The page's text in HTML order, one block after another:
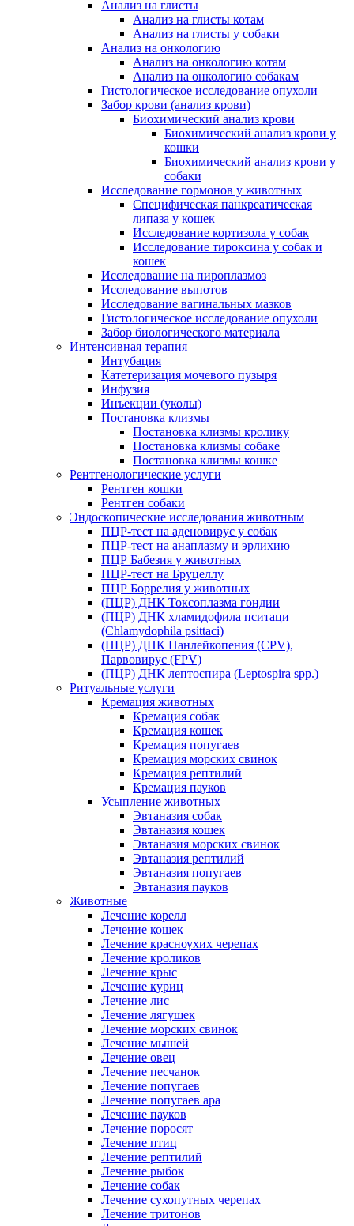
Анализ на глисты
Анализ на глисты котам
Анализ на глисты у собаки
Анализ на онкологию
Анализ на онкологию котам
Анализ на онкологию собакам
Гистологическое исследование опухоли
Забор крови (анализ крови)
Биохимический анализ крови
Биохимический анализ крови у
кошки
Биохимический анализ крови у
собаки
Исследование гормонов у животных
Специфическая панкреатическая
липаза у кошек
Исследование кортизола у собак
Исследование тироксина у собак и
кошек
Исследование на пироплазмоз
Исследование выпотов
Исследование вагинальных мазков
Гистологическое исследование опухоли
Забор биологического материала
Интенсивная терапия
Интубация
Катетеризация мочевого пузыря
Инфузия
Инъекции (уколы)
Постановка клизмы
Постановка клизмы кролику
Постановка клизмы собаке
Постановка клизмы кошке
Рентгенологические услуги
Рентген кошки
Рентген собаки
Эндоскопические исследования животным
ПЦР-тест на аденовирус у собак
ПЦР-тест на анаплазму и эрлихию
ПЦР Бабезия у животных
ПЦР-тест на Бруцеллу
ПЦР Боррелия у животных
(ПЦР) ДНК Токсоплазма гондии
(ПЦР) ДНК хламидофила пситаци
(Chlamydophila psittaci)
(ПЦР) ДНК Панлейкопения (CPV),
Парвовирус (FPV)
(ПЦР) ДНК лептоспира (Leptospira spp.)
Ритуальные услуги
Кремация животных
Кремация собак
Кремация кошек
Кремация попугаев
Кремация морских свинок
Кремация рептилий
Кремация пауков
Усыпление животных
Эвтаназия собак
Эвтаназия кошек
Эвтаназия морских свинок
Эвтаназия рептилий
Эвтаназия попугаев
Эвтаназия пауков
Животные
Лечение корелл
Лечение кошек
Лечение красноухих черепах
Лечение кроликов
Лечение крыс
Лечение куриц
Лечение лис
Лечение лягушек
Лечение морских свинок
Лечение мышей
Лечение овец
Лечение песчанок
Лечение попугаев
Лечение попугаев ара
Лечение пауков
Лечение поросят
Лечение птиц
Лечение рептилий
Лечение рыбок
Лечение собак
Лечение сухопутных черепах
Лечение тритонов